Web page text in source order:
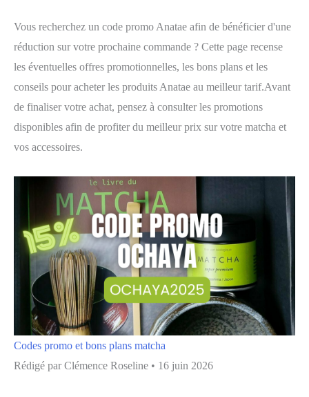
Vous recherchez un code promo Anatae afin de bénéficier d'une
réduction sur votre prochaine commande ? Cette page recense
les éventuelles offres promotionnelles, les bons plans et les
conseils pour acheter les produits Anatae au meilleur tarif.Avant
de finaliser votre achat, pensez à consulter les promotions
disponibles afin de profiter du meilleur prix sur votre matcha et
vos accessoires.
Codes promo et bons plans matcha
Rédigé par Clémence Roseline • 16 juin 2026